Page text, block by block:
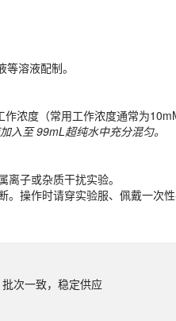
溶液配制。
溶液配制。
浓度（常用工作浓度通常为
入至99mL超纯水中充分混匀。
子或杂质干扰实验。
操作时请穿实验服、佩戴一次
批次一致，稳定供应